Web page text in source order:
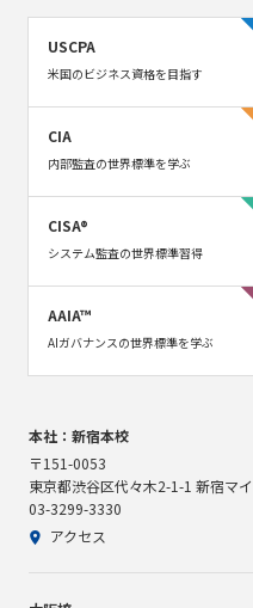
USCPA
米国のビジネス資格を目指す
CIA
内部監査の世界標準を学ぶ
CISA®
システム監査の世界標準習得
AAIA™
AIガバナンスの世界標準を学ぶ
本社：新宿本校
〒151-0053
東京都渋谷区代々木2-1-1 新宿マ
03-3299-3330
アクセス